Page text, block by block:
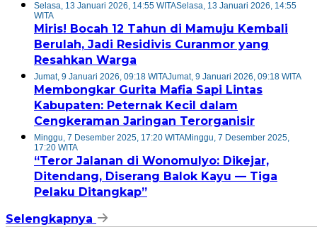
Selasa, 13 Januari 2026, 14:55 WITASelasa, 13 Januari 2026, 14:55
WITA
Miris! Bocah 12 Tahun di Mamuju Kembali
Berulah, Jadi Residivis Curanmor yang
Resahkan Warga
Jumat, 9 Januari 2026, 09:18 WITAJumat, 9 Januari 2026, 09:18 WITA
Membongkar Gurita Mafia Sapi Lintas
Kabupaten: Peternak Kecil dalam
Cengkeraman Jaringan Terorganisir
Minggu, 7 Desember 2025, 17:20 WITAMinggu, 7 Desember 2025,
17:20 WITA
“Teror Jalanan di Wonomulyo: Dikejar,
Ditendang, Diserang Balok Kayu — Tiga
Pelaku Ditangkap”
Selengkapnya